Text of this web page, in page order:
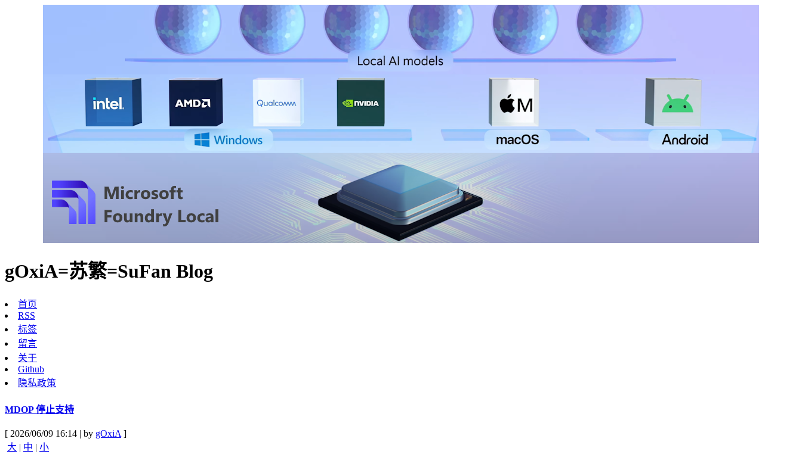
gOxiA=苏繁=SuFan Blog
首页
RSS
标签
留言
关于
Github
隐私政策
MDOP 停止支持
[ 2026/06/09 16:14 | by gOxiA]
大 | 中 | 小